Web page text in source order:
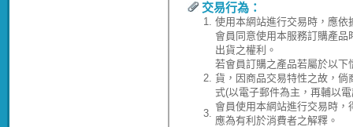
交易行為：
1. 使用本網站進行交易時，應
會員同意使用本服務訂購產
出貨之權利。
2.
若會員訂購之產品若屬於以
貨，因商品交易特性之故，
式(以電子郵件為主，再輔以
3.
會員使用本網站進行交易時
應為有利於消費者之解釋。